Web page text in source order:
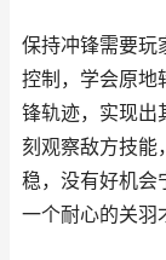
保持冲锋需要玩
控制，学会原地
锋轨迹，实现出
刻观察敌方技能
稳，没有好机会
一个耐心的关羽